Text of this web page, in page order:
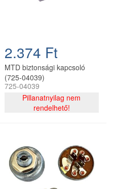
2.374 Ft
MTD biztonsági kapcsoló
(725-04039)
725-04039
Pillanatnyilag nem
rendelhető!